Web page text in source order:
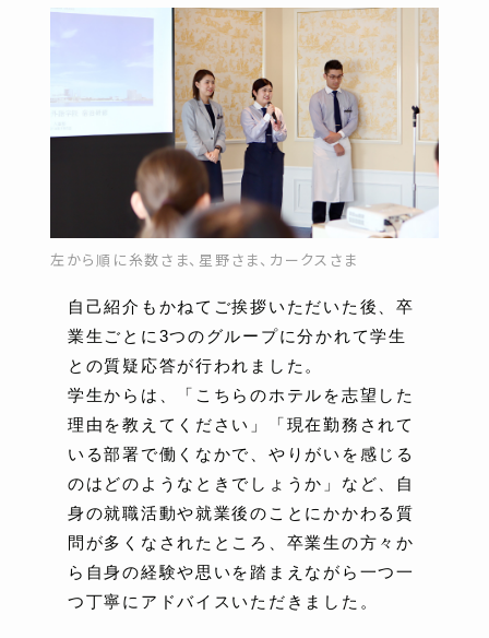
左から順に糸数さま、星野さま、カークスさま
自己紹介もかねてご挨拶いただいた後、卒
業生ごとに3つのグループに分かれて学生
との質疑応答が行われました。
学生からは、「こちらのホテルを志望した
理由を教えてください」「現在勤務されて
いる部署で働くなかで、やりがいを感じる
のはどのようなときでしょうか」など、自
身の就職活動や就業後のことにかかわる質
問が多くなされたところ、卒業生の方々か
ら自身の経験や思いを踏まえながら一つ一
つ丁寧にアドバイスいただきました。